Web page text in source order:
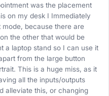
was the placement
on my desk I Immediately
because there are
the other that would be
a laptop stand so I can use it
from the large button
This is a huge miss, as it
all the inputs/outputs
alleviate this, or changing